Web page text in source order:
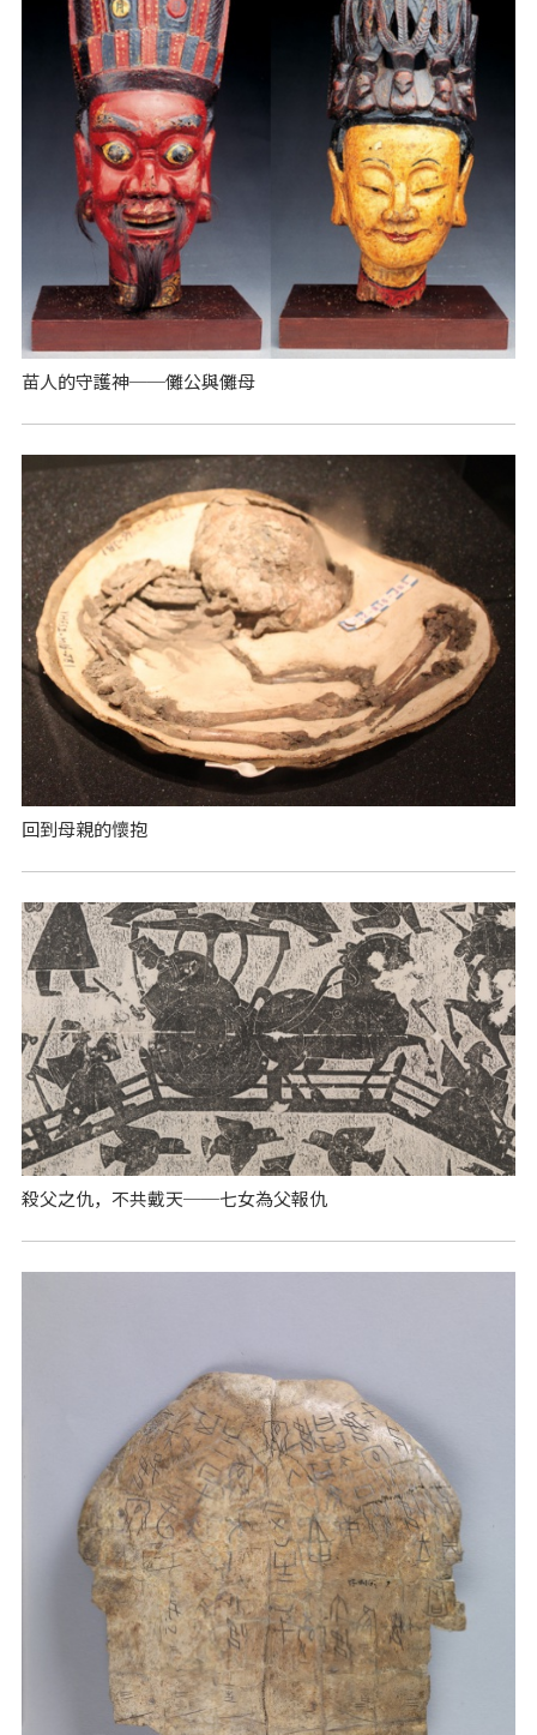
苗人的守護神──儺公與儺母
回到母親的懷抱
殺父之仇，不共戴天──七女為父報仇